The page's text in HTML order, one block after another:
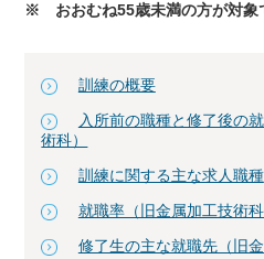
※ おおむね55歳未満の方が対象
訓練の概要
入所前の職種と修了後の
術科）
訓練に関する主な求人職種
就職率（旧金属加工技術科
修了生の主な就職先（旧金